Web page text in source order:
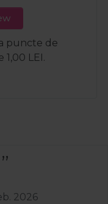
puncte de
1,00 LEI.
2026